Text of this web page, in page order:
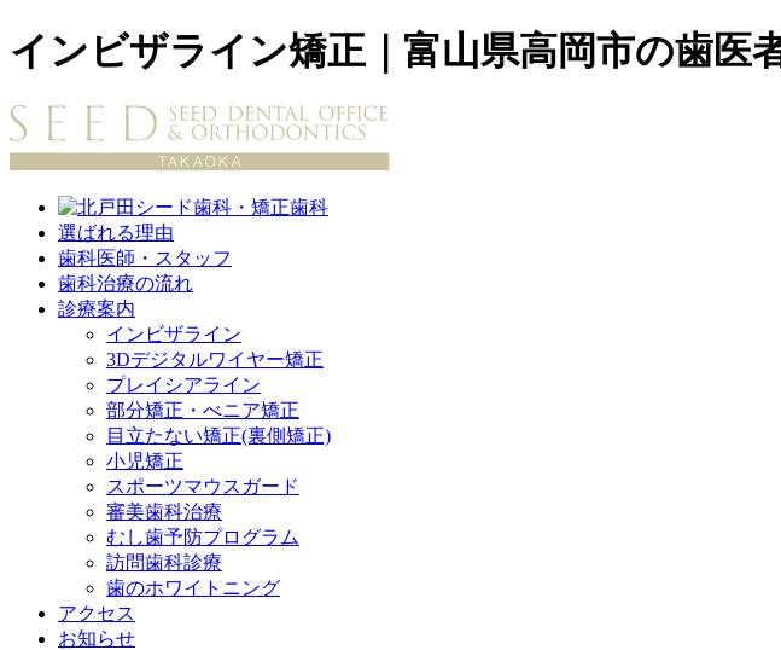
インビザライン矯正｜富山県高岡市の歯医
選ばれる理由
歯科医師・スタッフ
歯科治療の流れ
診療案内
インビザライン
3Dデジタルワイヤー矯正
プレイシアライン
部分矯正・べニア矯正
目立たない矯正(裏側矯正)
小児矯正
スポーツマウスガード
審美歯科治療
むし歯予防プログラム
訪問歯科診療
歯のホワイトニング
アクセス
お知らせ